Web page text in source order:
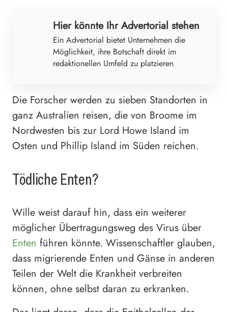
Hier könnte Ihr Advertorial stehen
Ein Advertorial bietet Unternehmen die
Möglichkeit, ihre Botschaft direkt im
redaktionellen Umfeld zu platzieren
Die Forscher werden zu sieben Standorten in
ganz Australien reisen, die von Broome im
Nordwesten bis zur Lord Howe Island im
Osten und Phillip Island im Süden reichen.
Tödliche Enten?
Wille weist darauf hin, dass ein weiterer
möglicher Übertragungsweg des Virus über
Enten führen könnte. Wissenschaftler glauben,
dass migrierende Enten und Gänse in anderen
Teilen der Welt die Krankheit verbreiten
können, ohne selbst daran zu erkranken.